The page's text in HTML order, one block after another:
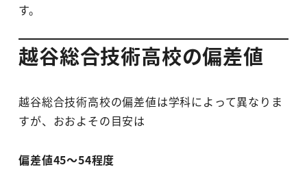
す。
越谷総合技術高校の偏差値
越谷総合技術高校の偏差値は学科によって異なりま
すが、おおよその目安は
偏差値45～54程度